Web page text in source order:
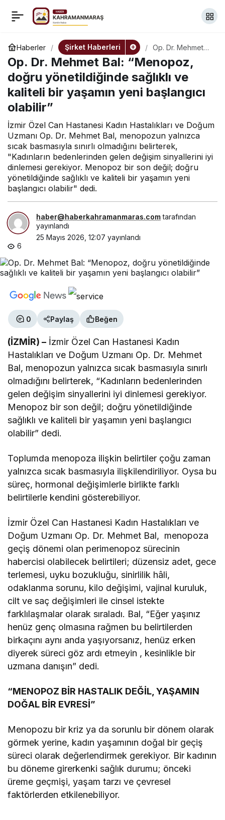
Haberler Şirket Haberleri
Op. Dr. Mehmet
doğru
yönetildiğinde
sağlıklı ve kaliteli
bir yaşamın yeni
başlangıcı olabilir”
Op. Dr. Mehmet Bal: “Menopoz,
doğru yönetildiğinde sağlıklı ve
kaliteli bir yaşamın yeni başlangıcı
olabilir”
İzmir Özel Can Hastanesi Kadın Hastalıkları ve Doğum
Uzmanı Op. Dr. Mehmet Bal, menopozun yalnızca
sıcak basmasıyla sınırlı olmadığını belirterek,
"Kadınların bedenlerinden gelen değişim sinyallerini iyi
dinlemesi gerekiyor. Menopoz bir son değil; doğru
yönetildiğinde sağlıklı ve kaliteli bir yaşamın yeni
başlangıcı olabilir" dedi.
haber@haberkahramanmaras.comtarafından
yayınlandı
25 Mayıs 2026, 12:07 yayınlandı
6
0 Paylaş Beğen
(İZMİR) – İzmir Özel Can Hastanesi Kadın
Hastalıkları ve Doğum Uzmanı Op. Dr. Mehmet
Bal, menopozun yalnızca sıcak basmasıyla sınırlı
olmadığını belirterek, “Kadınların bedenlerinden
gelen değişim sinyallerini iyi dinlemesi gerekiyor.
Menopoz bir son değil; doğru yönetildiğinde
sağlıklı ve kaliteli bir yaşamın yeni başlangıcı
olabilir” dedi.
Toplumda menopoza ilişkin belirtiler çoğu zaman
yalnızca sıcak basmasıyla ilişkilendiriliyor. Oysa bu
süreç, hormonal değişimlerle birlikte farklı
belirtilerle kendini gösterebiliyor.
İzmir Özel Can Hastanesi Kadın Hastalıkları ve
Doğum Uzmanı Op. Dr. Mehmet Bal, menopoza
geçiş dönemi olan perimenopoz sürecinin
habercisi olabilecek belirtileri; düzensiz adet, gece
terlemesi, uyku bozukluğu, sinirlilik hâli,
odaklanma sorunu, kilo değişimi, vajinal kuruluk,
cilt ve saç değişimleri ile cinsel istekte
farklılaşmalar olarak sıraladı. Bal, “Eğer yaşınız
henüz genç olmasına rağmen bu belirtilerden
birkaçını aynı anda yaşıyorsanız, henüz erken
diyerek süreci göz ardı etmeyin , kesinlikle bir
uzmana danışın” dedi.
“MENOPOZ BİR HASTALIK DEĞİL, YAŞAMIN
DOĞAL BİR EVRESİ”
Menopozu bir kriz ya da sorunlu bir dönem olarak
görmek yerine, kadın yaşamının doğal bir geçiş
süreci olarak değerlendirmek gerekiyor. Bir kadının
bu döneme girerkenki sağlık durumu; önceki
üreme geçmişi, yaşam tarzı ve çevresel
faktörlerden etkilenebiliyor.
Yıldız Holding, Nevzat
Yıldırım’ın “Gök Kubbe”
sergisine ev sahipliği
yapıyor
Paylaş